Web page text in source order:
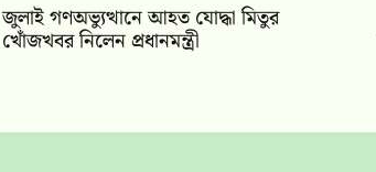
জুলাই গণঅভ্যুত্থানে আহত যোদ্ধা মিতুর
খোঁজখবর নিলেন প্রধানমন্ত্রী